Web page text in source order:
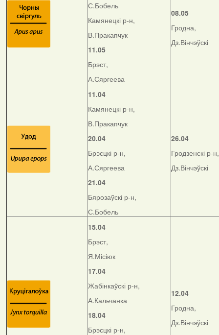
С.Бобель
Камянецкі р-н,
В.Пракапчук
11.05
Брэст,
А.Сяргеева
08.05
Гродна,
Дз.Вінчэўскі
11.04
Камянецкі р-н,
В.Пракапчук
20.04
Брэсцкі р-н,
А.Сяргеева
21.04
Бярозаўскі р-н,
С.Бобель
26.04
Гродзенскі р-н,
Дз.Вінчэўскі
15.04
Брэст,
Я.Місіюк
17.04
Жабінкаўскі р-н,
А.Кальчанка
18.04
Брэсцкі р-н,
12.04
Гродна,
Дз.Вінчэўскі